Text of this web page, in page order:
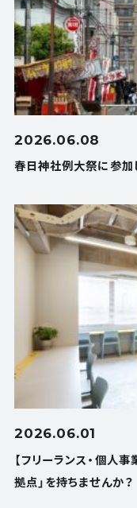
2026.06.08
春日神社例大祭に参加
2026.06.01
【フリーランス・個人
拠点」を持ちませんか？